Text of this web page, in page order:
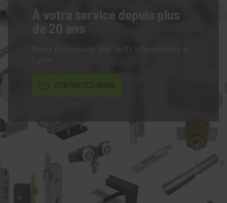
À votre service depuis plus
de 20 ans
Nous proposons des tarifs intéressants à
CONTACTEZ-NOUS